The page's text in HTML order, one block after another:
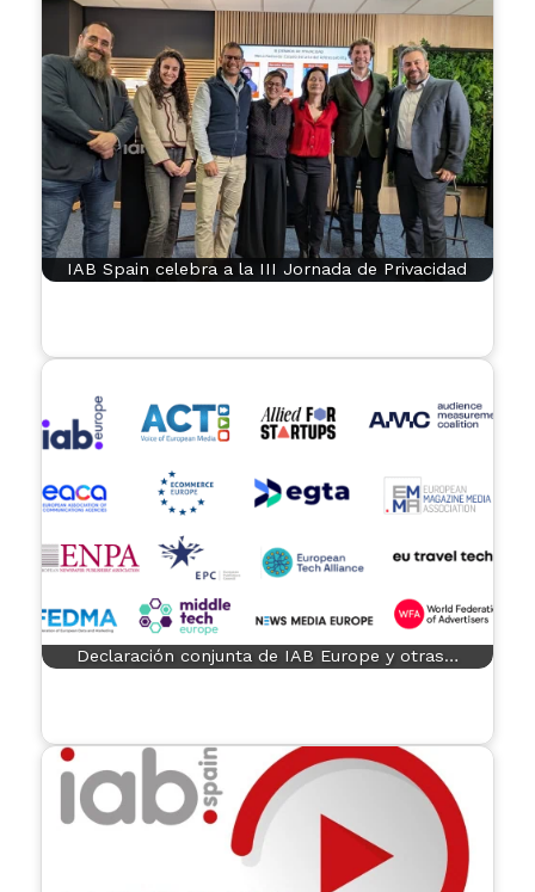
IAB Spain celebra a la III Jornada de Privacidad
Declaración conjunta de IAB Europe y otras…